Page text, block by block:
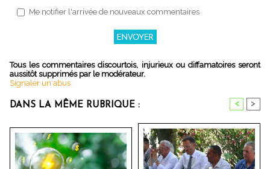
Me notifier l'arrivée de nouveaux commentaires
Tous les commentaires discourtois, injurieux ou diffamatoires seront
aussitôt supprimés par le modérateur.
Signaler un abus
DANS LA MÊME RUBRIQUE : < >